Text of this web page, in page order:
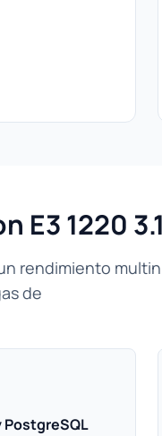
E3 1220
rendimiento
de
PostgreSQL